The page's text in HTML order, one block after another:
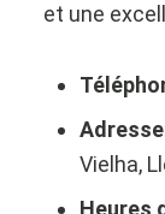
et une
Adresse
Vielha,
Heures